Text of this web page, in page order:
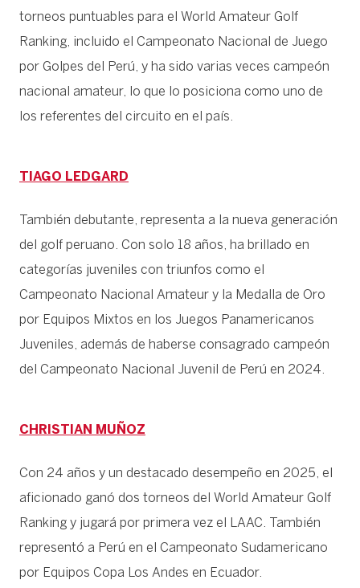
torneos puntuables para el World Amateur Golf
Ranking, incluido el Campeonato Nacional de Juego
por Golpes del Perú, y ha sido varias veces campeón
nacional amateur, lo que lo posiciona como uno de
los referentes del circuito en el país.
TIAGO LEDGARD
También debutante, representa a la nueva generación
del golf peruano. Con solo 18 años, ha brillado en
categorías juveniles con triunfos como el
Campeonato Nacional Amateur y la Medalla de Oro
por Equipos Mixtos en los Juegos Panamericanos
Juveniles, además de haberse consagrado campeón
del Campeonato Nacional Juvenil de Perú en 2024.
CHRISTIAN MUÑOZ
Con 24 años y un destacado desempeño en 2025, el
aficionado ganó dos torneos del World Amateur Golf
Ranking y jugará por primera vez el LAAC. También
representó a Perú en el Campeonato Sudamericano
por Equipos Copa Los Andes en Ecuador.